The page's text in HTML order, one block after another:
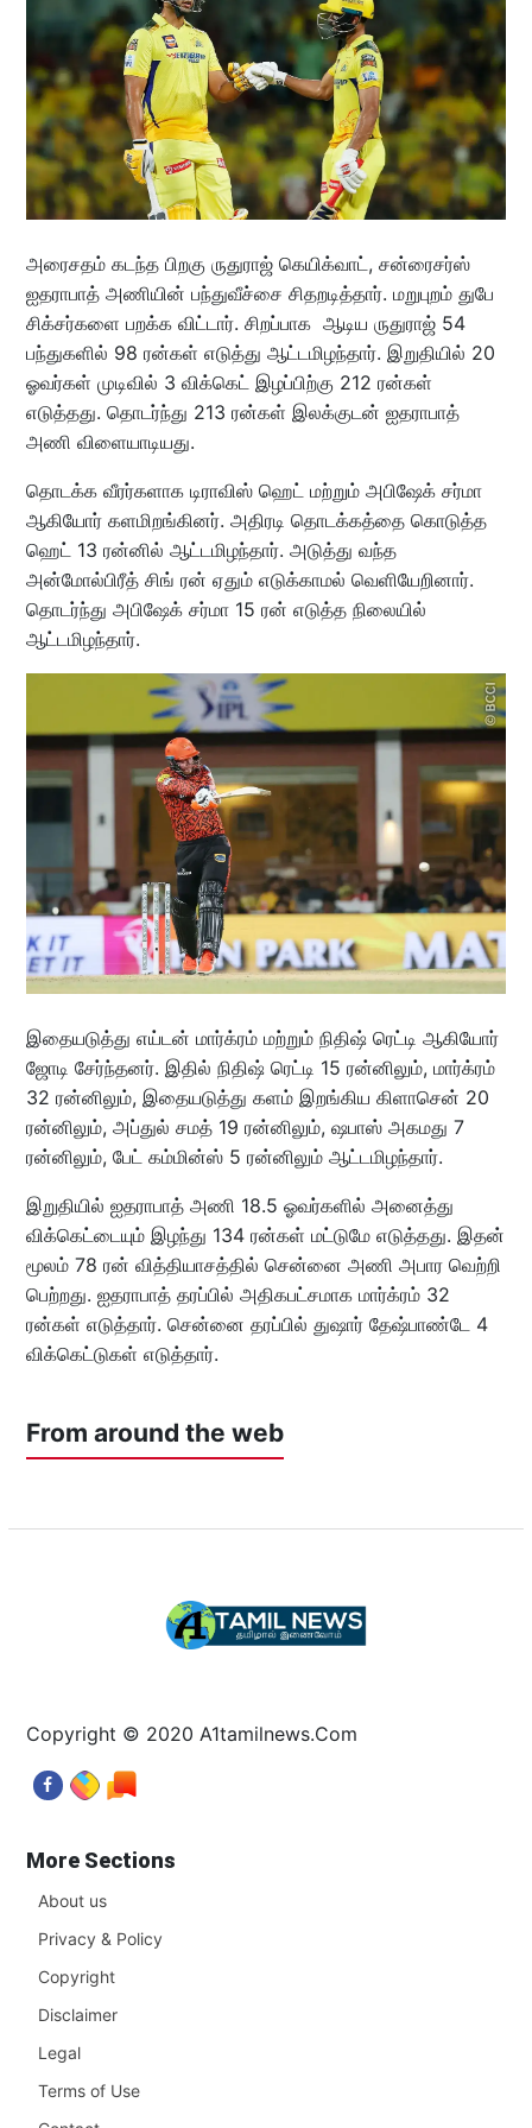
அரைசதம் கடந்த பிறகு ருதுராஜ் கெயிக்வாட், சன்ரைசர்ஸ்
ஐதராபாத் அணியின் பந்துவீச்சை சிதறடித்தார். மறுபுறம் துபே
சிக்சர்களை பறக்க விட்டார். சிறப்பாக ஆடிய ருதுராஜ் 54
பந்துகளில் 98 ரன்கள் எடுத்து ஆட்டமிழந்தார். இறுதியில் 20
ஓவர்கள் முடிவில் 3 விக்கெட் இழப்பிற்கு 212 ரன்கள்
எடுத்தது. தொடர்ந்து 213 ரன்கள் இலக்குடன் ஐதராபாத்
அணி விளையாடியது.
தொடக்க வீரர்களாக டிராவிஸ் ஹெட் மற்றும் அபிஷேக் சர்மா
ஆகியோர் களமிறங்கினர். அதிரடி தொடக்கத்தை கொடுத்த
ஹெட் 13 ரன்னில் ஆட்டமிழந்தார். அடுத்து வந்த
அன்மோல்பிரீத் சிங் ரன் ஏதும் எடுக்காமல் வெளியேறினார்.
தொடர்ந்து அபிஷேக் சர்மா 15 ரன் எடுத்த நிலையில்
ஆட்டமிழந்தார்.
இதையடுத்து எய்டன் மார்க்ரம் மற்றும் நிதிஷ் ரெட்டி ஆகியோர்
ஜோடி சேர்ந்தனர். இதில் நிதிஷ் ரெட்டி 15 ரன்னிலும், மார்க்ரம்
32 ரன்னிலும், இதையடுத்து களம் இறங்கிய கிளாசென் 20
ரன்னிலும், அப்துல் சமத் 19 ரன்னிலும், ஷபாஸ் அகமது 7
ரன்னிலும், பேட் கம்மின்ஸ் 5 ரன்னிலும் ஆட்டமிழந்தார்.
இறுதியில் ஐதராபாத் அணி 18.5 ஓவர்களில் அனைத்து
விக்கெட்டையும் இழந்து 134 ரன்கள் மட்டுமே எடுத்தது. இதன்
மூலம் 78 ரன் வித்தியாசத்தில் சென்னை அணி அபார வெற்றி
பெற்றது. ஐதராபாத் தரப்பில் அதிகபட்சமாக மார்க்ரம் 32
ரன்கள் எடுத்தார். சென்னை தரப்பில் துஷார் தேஷ்பாண்டே 4
விக்கெட்டுகள் எடுத்தார்.
From around the web
Copyright © 2020 A1tamilnews.Com
More Sections
About us
Privacy & Policy
Copyright
Disclaimer
Legal
Terms of Use